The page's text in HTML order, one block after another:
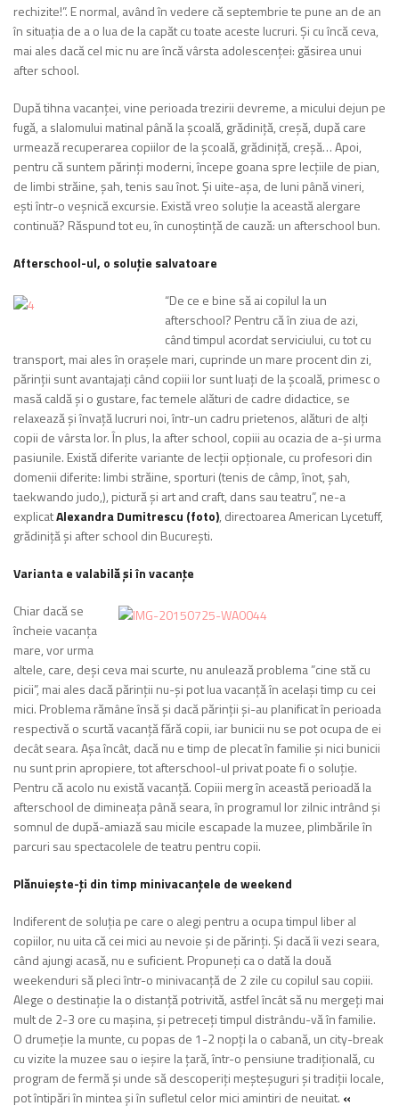
rechizite!”. E normal, a­vând în vedere că septembrie te pune an de an
în situația de a o lu­a de la capăt cu toate aceste lucruri. Și cu încă ceva,
mai ales dacă cel mic nu are încă vârsta adolescenței: găsirea unui
after school.
După tihna vacanței, vine perioada trezirii devre­me, a micului dejun pe
fugă, a slalomului matinal până la școală, grădiniță, creșă, după care
urmează recuperarea copi­ilor de la școală, grădiniță, creșă… Apoi,
pentru că suntem părinți moderni, începe goana spre lecțiile de pian,
de limbi străine, șah, tenis sau înot. Și uite-așa, de luni până vineri,
ești într-o veșnică excursie. Există vreo soluție la această alergare
continuă? Răspund tot eu, în cunoștință de cauză: un after­school bun.
Afterschool-ul, o soluție salvatoare
“De ce e bine să ai copilul la un
afterschool? Pentru că în ziua de azi,
când timpul acordat ser­viciului, cu tot cu
transport, mai ales în orașele mari, cuprinde un mare procent din zi,
părinții sunt avantajați când copiii lor sunt luați de la școală, primesc o
masă caldă și o gustare, fac te­mele alături de cadre didactice, se
relaxează și învață lucruri noi, într-un cadru prietenos, alături de alți
copii de vârsta lor. În plus, la after school, copiii au ocazia de a-și urma
pasiunile. Există diferite variante de lecții opționale, cu profesori din
do­menii diferite: limbi străine, sporturi (tenis de câmp, înot, șah,
taekwando judo,), pictură și art and craft, dans sau teatru”, ne-a
explicatAlexan­dra Dumitrescu (foto), directoa­rea American Lycetuff,
grădiniță și after school din București.
Varianta e valabilă și în vacanțe
Chiar dacă se
încheie vacanța
mare, vor urma
altele, care, deși ceva mai scurte, nu anulează problema ”cine stă cu
picii”, mai ales dacă părinții nu-și pot lua vacanță în același timp cu cei
mici. Problema rămâne însă și dacă părinții și-au planificat în perioada
respectivă o scurtă vacanță fără copii, iar bunicii nu se pot ocupa de ei
decât seara. Așa încât, dacă nu e timp de ple­cat în familie și nici bunicii
nu sunt prin apropiere, tot after­school-ul privat poate fi o soluție.
Pentru că acolo nu exis­tă vacanță. Copiii merg în aceas­tă perioadă la
afterschool de dimineața până seara, în pro­gramul lor zilnic intrând și
som­nul de după-amiază sau micile escapade la muzee, plimbările în
parcuri sau spectaco­lele de teatru pentru co­pii.
Plănuiește-ți din timp minivacanțele de weekend
Indiferent de soluția pe care o alegi pentru a ocu­pa timpul liber al
copii­lor, nu uita că cei mici au nevoie și de părinți. Și dacă îi vezi seara,
când ajungi acasă, nu e sufici­ent. Propuneți ca o dată la două
weekenduri să pleci într-o minivacanță de 2 zile cu copilul sau copiii.
Alege o destinație la o distanță potrivită, astfel încât să nu mergeți mai
mult de 2-3 ore cu mașina, și petreceți tim­pul distrându-vă în fami­lie.
O drumeție la munte, cu popas de 1-2 nopți la o cabană, un city-break
cu vizi­te la muzee sau o ieșire la țară, într-o pensiune tradițională, cu
program de fermă și unde să descoperiți meșteșuguri și tradiții locale,
pot întipări în mintea și în sufletul celor mici amintiri de neuitat. «